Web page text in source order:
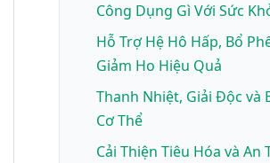
Công Dụng Gì Với Sức
Hỗ Trợ Hệ Hô Hấp, Bổ
Giảm Ho Hiệu Quả
Thanh Nhiệt, Giải Độc và
Cơ Thể
Cải Thiện Tiêu Hóa và An